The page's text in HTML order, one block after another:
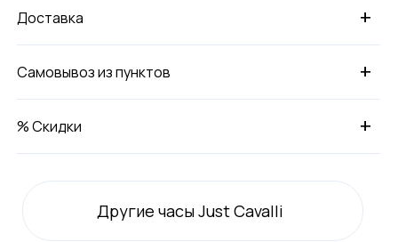
+
Доставка
+
Самовывоз из пунктов
+
% Скидки
Другие часы Just Cavalli